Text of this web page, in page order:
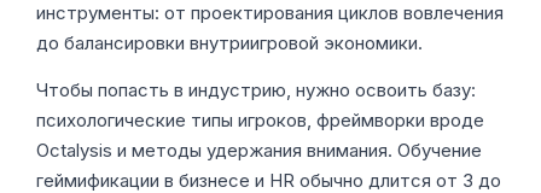
инструменты: от проектирования циклов вовлечения
до балансировки внутриигровой экономики.
Чтобы попасть в индустрию, нужно освоить базу:
психологические типы игроков, фреймворки вроде
Octalysis и методы удержания внимания. Обучение
геймификации в бизнесе и HR обычно длится от 3 до